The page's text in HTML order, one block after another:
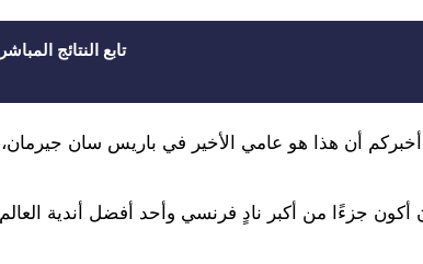
تابع النتائج
أن هذا هو عامي الأخير في باريس سان
جزءًا من أكبر نادٍ فرنسي وأحد أفضل أندية